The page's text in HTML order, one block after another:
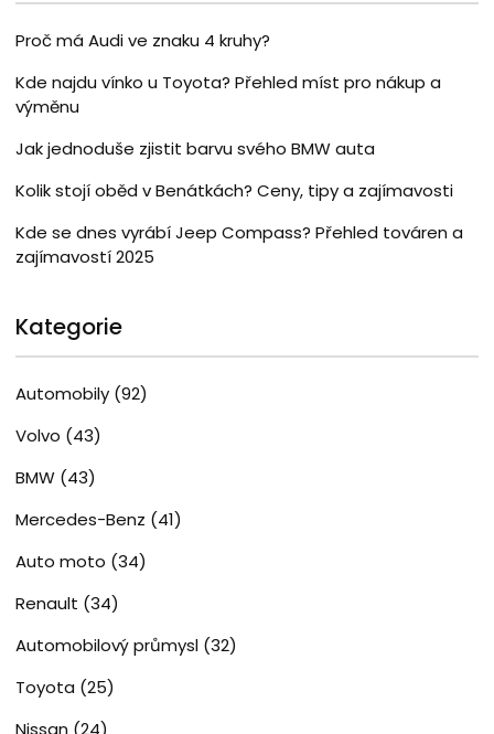
Proč má Audi ve znaku 4 kruhy?
Kde najdu vínko u Toyota? Přehled míst pro nákup a
výměnu
Jak jednoduše zjistit barvu svého BMW auta
Kolik stojí oběd v Benátkách? Ceny, tipy a zajímavosti
Kde se dnes vyrábí Jeep Compass? Přehled továren a
zajímavostí 2025
Kategorie
Automobily (92)
Volvo (43)
BMW (43)
Mercedes-Benz (41)
Auto moto (34)
Renault (34)
Automobilový průmysl (32)
Toyota (25)
Nissan (24)